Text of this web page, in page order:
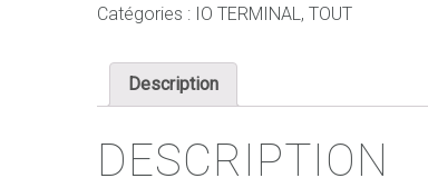
TERMINAL
VAG
DSG
(activation/simcard)
Catégories : IO TERMINAL , TOUT
Description
DESCRIPTION